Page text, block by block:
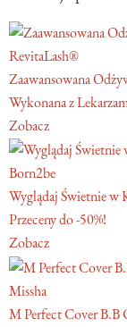
RevitaLash®
Zaawansowana
Wykonana z
Zobacz
Born2be
Wyglądaj Świetnie w
Przeceny do -50%!
Zobacz
Missha
M Perfect Cover B.B